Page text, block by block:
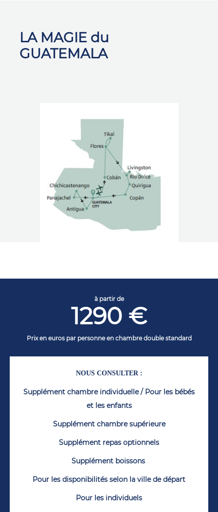
LA MAGIE du
GUATEMALA
à partir de
1290€
Prix en euros par personne en chambre double standard
NOUS CONSULTER :
Supplément chambre individuelle / Pour les bébés
et les enfants
Supplément chambre supérieure
Supplément repas optionnels
Supplément boissons
Pour les disponibilités selon la ville de départ
Pour les individuels